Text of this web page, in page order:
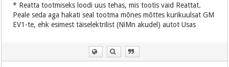
* Reatta tootmiseks loodi uus tehas, mis tootis vaid Reattat.
Peale seda aga hakati seal tootma mõnes mõttes kurikuulsat GM
EV1-te, ehk esimest täiselektrilist (NiMn akudel) autot Usas